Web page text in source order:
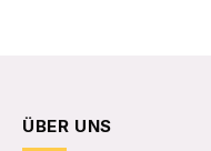
ÜBER UNS